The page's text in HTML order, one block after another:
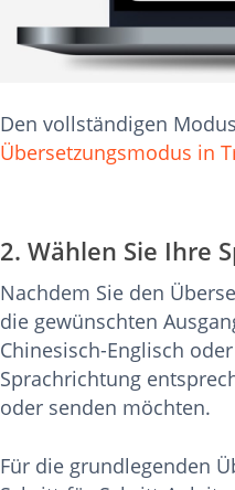
Den vollständigen
Übersetzungsmodus in
2. Wählen Sie Ihre
Nachdem Sie den
die gewünschten
Chinesisch-Englisch
Sprachrichtung
oder senden möchten.
Für die grundlegenden